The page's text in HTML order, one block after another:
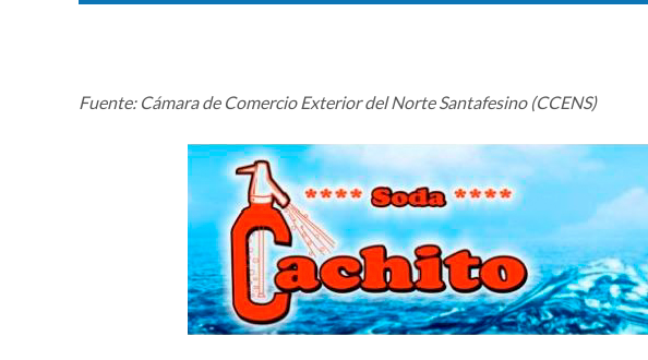
Fuente: Cámara de Comercio Exterior del Norte Santafesino (CCENS)